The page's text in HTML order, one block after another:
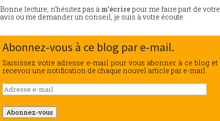
Bonne lecture, n’hésitez pas à m’écrire pour me faire part de votre
avis ou me demander un conseil, je suis à votre écoute.
Abonnez-vous à ce blog par e-mail.
Saisissez votre adresse e-mail pour vous abonner à ce blog et
recevoir une notification de chaque nouvel article par e-mail.
Adresse
e-
mail
Abonnez-vous